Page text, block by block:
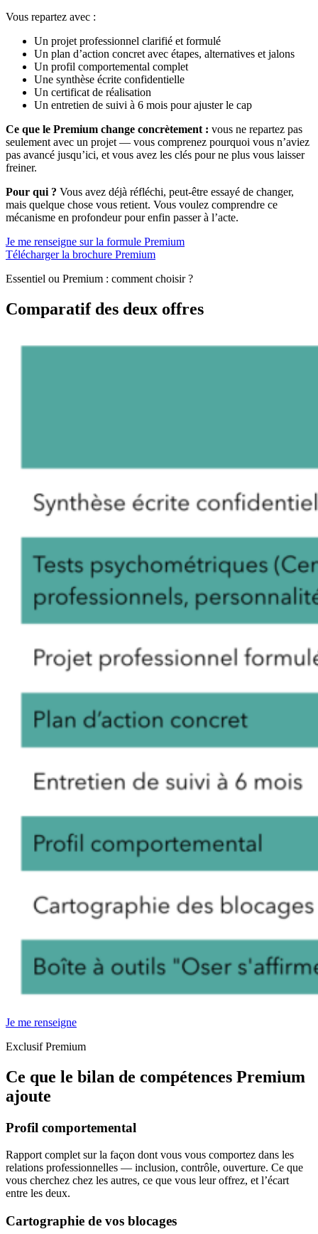
Vous repartez avec :
Un projet professionnel clarifié et formulé
Un plan d’action concret avec étapes, alternatives et jalons
Un profil comportemental complet
Une synthèse écrite confidentielle
Un certificat de réalisation
Un entretien de suivi à 6 mois pour ajuster le cap
Ce que le Premium change concrètement : vous ne repartez pas
seulement avec un projet — vous comprenez pourquoi vous n’aviez
pas avancé jusqu’ici, et vous avez les clés pour ne plus vous laisser
freiner.
Pour qui ? Vous avez déjà réfléchi, peut-être essayé de changer,
mais quelque chose vous retient. Vous voulez comprendre ce
mécanisme en profondeur pour enfin passer à l’acte.
Je me renseigne sur la formule Premium
Télécharger la brochure Premium
Essentiel ou Premium : comment choisir ?
Comparatif des deux offres
Je me renseigne
Exclusif Premium
Ce que le bilan de compétences Premium
ajoute
Profil comportemental
Rapport complet sur la façon dont vous vous comportez dans les
relations professionnelles — inclusion, contrôle, ouverture. Ce que
vous cherchez chez les autres, ce que vous leur offrez, et l’écart
entre les deux.
Cartographie de vos blocages